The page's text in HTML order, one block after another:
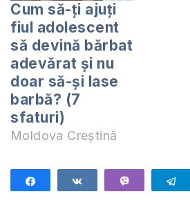
Cum să-ți ajuți
fiul adolescent
să devină bărbat
adevărat și nu
doar să-și lase
barbă? (7
sfaturi)
Moldova Creștină